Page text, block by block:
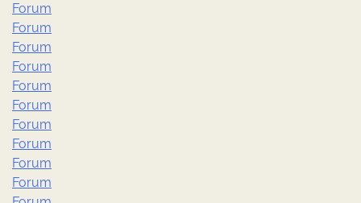
Forum
Forum
Forum
Forum
Forum
Forum
Forum
Forum
Forum
Forum